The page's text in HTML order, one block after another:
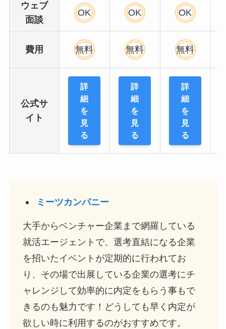
ウェブ
面談
OK OK OK
費用 無料 無料 無料
公式サ
イト
詳
細
を
見
る
詳
細
を
見
る
詳
細
を
見
る
ミーツカンパニー
大手からベンチャー企業まで網羅している
就活エージェントで、選考直結になる企業
を招いたイベントが定期的に行われてお
り、その場で出展している企業の選考にチ
ャレンジして効率的に内定をもらう事もで
きるのも魅力です！どうしても早く内定が
欲しい時に利用するのがおすすめです。